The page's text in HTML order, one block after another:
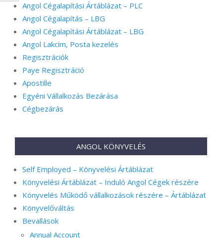
Angol Cégalapítási Ártáblázat – PLC
Angol Cégalapítás – LBG
Angol Cégalapítási Ártáblázat – LBG
Angol Lakcím, Posta kezelés
Regisztrációk
Paye Regisztráció
Apostille
Egyéni Vállalkozás Bezárása
Cégbezárás
ANGOL KÖNYVELÉS
Self Employed – Könyvelési Ártáblázat
Könyvelési Ártáblázat – Induló Angol Cégek részére
Könyvelés Működő vállalkozások részére – Ártáblázat
Könyvelőváltás
Bevallások
Annual Account